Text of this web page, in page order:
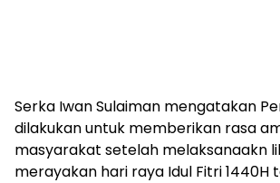
Serka Iwan Sulaiman mengatakan
dilakukan untuk memberikan rasa
masyarakat setelah melaksanaakn
merayakan hari raya Idul Fitri 1440H